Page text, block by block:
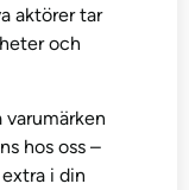
aktörer tar
och
hos oss –
i din